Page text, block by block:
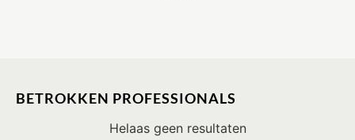
BETROKKEN PROFESSIONALS
Helaas geen resultaten